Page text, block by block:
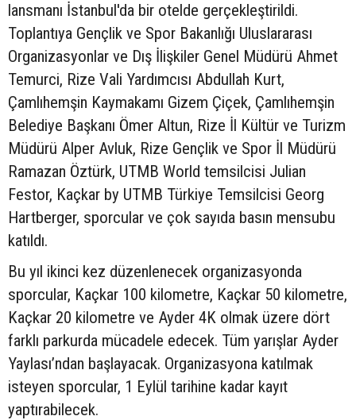
lansmanı İstanbul'da bir otelde gerçekleştirildi.
Toplantıya Gençlik ve Spor Bakanlığı Uluslararası
Organizasyonlar ve Dış İlişkiler Genel Müdürü Ahmet
Temurci, Rize Vali Yardımcısı Abdullah Kurt,
Çamlıhemşin Kaymakamı Gizem Çiçek, Çamlıhemşin
Belediye Başkanı Ömer Altun, Rize İl Kültür ve Turizm
Müdürü Alper Avluk, Rize Gençlik ve Spor İl Müdürü
Ramazan Öztürk, UTMB World temsilcisi Julian
Festor, Kaçkar by UTMB Türkiye Temsilcisi Georg
Hartberger, sporcular ve çok sayıda basın mensubu
katıldı.
Bu yıl ikinci kez düzenlenecek organizasyonda
sporcular, Kaçkar 100 kilometre, Kaçkar 50 kilometre,
Kaçkar 20 kilometre ve Ayder 4K olmak üzere dört
farklı parkurda mücadele edecek. Tüm yarışlar Ayder
Yaylası’ndan başlayacak. Organizasyona katılmak
isteyen sporcular, 1 Eylül tarihine kadar kayıt
yaptırabilecek.